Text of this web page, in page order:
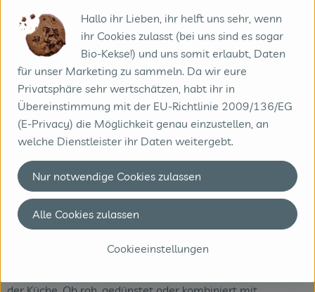
Mit Nüssen und Käse
: Walnüsse, Ziegenkäse oder Feta
harmonieren hervorragend mit seinem Geschmack.
In Eintöpfen: Zuckerhut eignet sich gut als herzhafte
Gemüsebeilage in winterlichen Eintöpfen. Ähnlich wie
beim Endivien Salat.
Zuckerhut-Salat ist ein echtes Winterhighlight und bringt
nicht nur knackige Frische, sondern auch gesundheitliche
Vorteile in die kalte Jahreszeit. Die Kombination aus
Vitaminen, Mineralstoffen und Bitterstoffen macht ihn
anzuregen. Durch seine Frostbeständigkeit und die gute
Hallo ihr Lieben, ihr helft uns sehr, wenn
ihr Cookies zulasst (bei uns sind es sogar
Bio-Kekse!) und uns somit erlaubt, Daten
für unser Marketing zu sammeln. Da wir eure
Privatsphäre sehr wertschätzen, habt ihr in
Übereinstimmung mit der EU-Richtlinie 2009/136/EG
(E-Privacy) die Möglichkeit genau einzustellen, an
welche Dienstleister ihr Daten weitergebt.
Cookieeinstellungen
Nur notwendige Cookies zulassen
Alle Cookies zulassen